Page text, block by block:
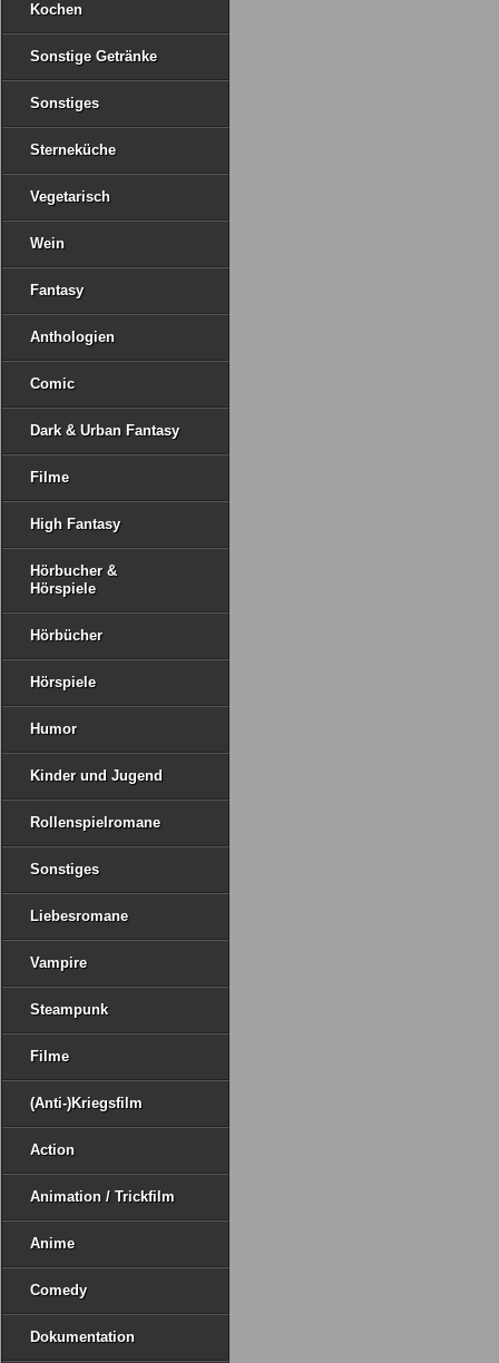
Kochen
Sonstige Getränke
Sonstiges
Sterneküche
Vegetarisch
Wein
Fantasy
Anthologien
Comic
Dark & Urban Fantasy
Filme
High Fantasy
Hörbucher &
Hörspiele
Hörbücher
Hörspiele
Humor
Kinder und Jugend
Rollenspielromane
Sonstiges
Liebesromane
Vampire
Steampunk
Filme
(Anti-)Kriegsfilm
Action
Animation / Trickfilm
Anime
Comedy
Dokumentation